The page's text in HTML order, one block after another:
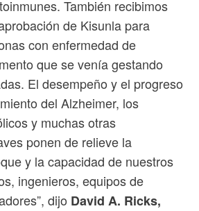
También recibimos
de Kisunla para
con enfermedad de
que se venía gestando
El desempeño y el progreso
del Alzheimer, los
y muchas otras
ponen de relieve la
y la capacidad de nuestros
ingenieros, equipos de
dijo David A. Ricks,